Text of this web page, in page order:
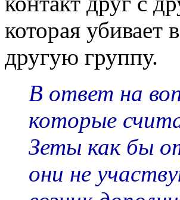
которая убивает
другую группу.
В ответ на
которые
Зеты как бы
они не